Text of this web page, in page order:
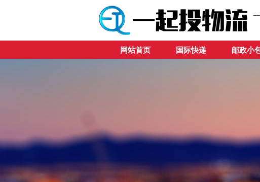
网站首页 国际快递 邮政小